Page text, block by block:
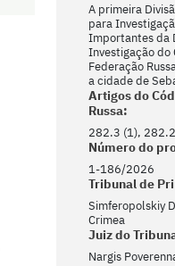
A primeira
para
Importantes da
Investigação do
Federação
a cidade de
Artigos do
Russa:
282.3 (1),
Número do
1-186/2026
Tribunal de
Simferopolskiy
Crimea
Juiz do
Nargis